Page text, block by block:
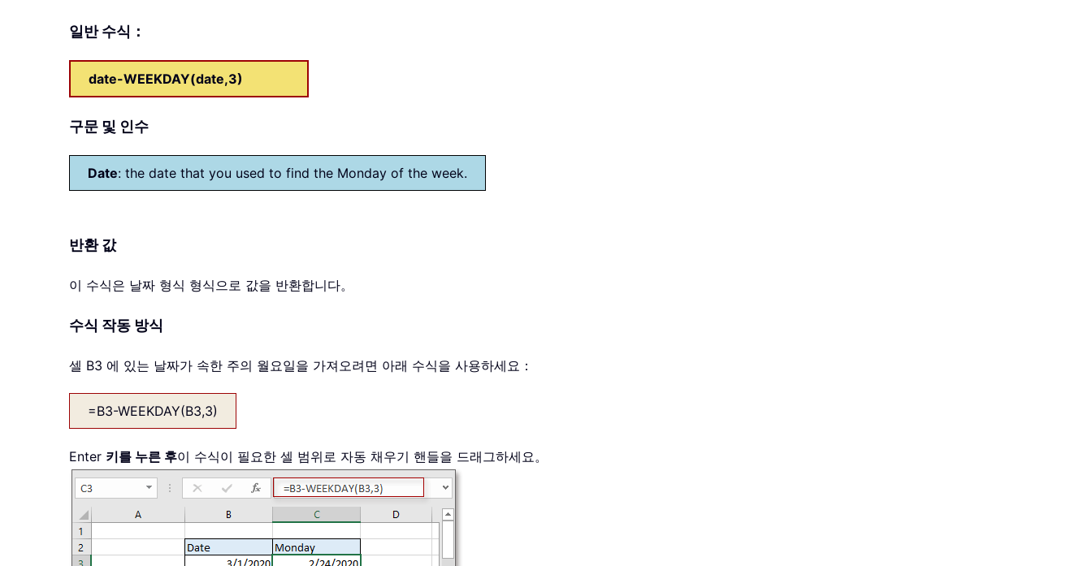
일반 수식：
date-WEEKDAY(date,3)
구문 및 인수
Date: the date that you used to find the Monday of the week.
반환 값
이 수식은 날짜 형식 형식으로 값을 반환합니다。
수식 작동 방식
셀 B3 에 있는 날짜가 속한 주의 월요일을 가져오려면 아래 수식을 사용하세요：
=B3-WEEKDAY(B3,3)
Enter 키를 누른 후이 수식이 필요한 셀 범위로 자동 채우기 핸들을 드래그하세요。